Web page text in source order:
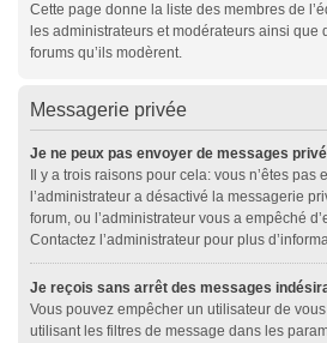
Cette page donne la liste des membres de
les administrateurs et modérateurs ainsi que
forums qu’ils modèrent.
Messagerie privée
Je ne peux pas envoyer de messages
Il y a trois raisons pour cela: vous n’êtes
l’administrateur a désactivé la messagerie
forum, ou l’administrateur vous a empêché
Contactez l’administrateur pour plus
Je reçois sans arrêt des messages
Vous pouvez empêcher un utilisateur de
utilisant les filtres de message dans les